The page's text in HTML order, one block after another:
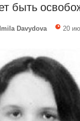
быть
Davydova 20